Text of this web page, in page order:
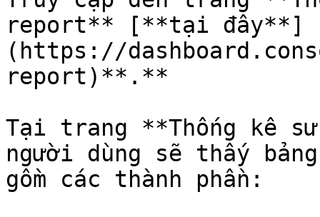
report** [**tại đây**]
(https://
report)**.**
Tại trang **Thống kê
người dùng sẽ thấy
gồm các thành phần: